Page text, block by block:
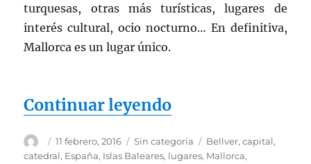
turquesas, otras más turísticas, lugares de
interés cultural, ocio nocturno… En definitiva,
Mallorca es un lugar único.
Continuar leyendo«Mallorca, el
Autor
Publicado
el
11 febrero, 2016 Categorías
Sin categoría Etiquetas
Bellver,capital,
catedral, España, Islas Baleares, lugares, Mallorca,